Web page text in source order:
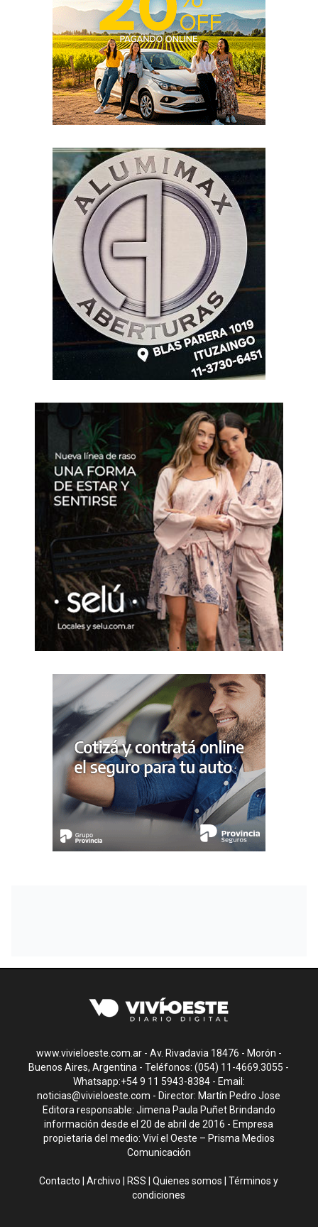
www.vivieloeste.com.ar - Av. Rivadavia 18476 - Morón -
Buenos Aires, Argentina - Teléfonos: (054) 11-4669.3055 -
Whatsapp:+54 9 11 5943-8384 - Email:
noticias@vivieloeste.com - Director: Martín Pedro Jose
Editora responsable: Jimena Paula Puñet Brindando
información desde el 20 de abril de 2016 - Empresa
propietaria del medio: Viví el Oeste – Prisma Medios
Comunicación
Contacto |Archivo RSS |Quienes somos |Términos y
condiciones